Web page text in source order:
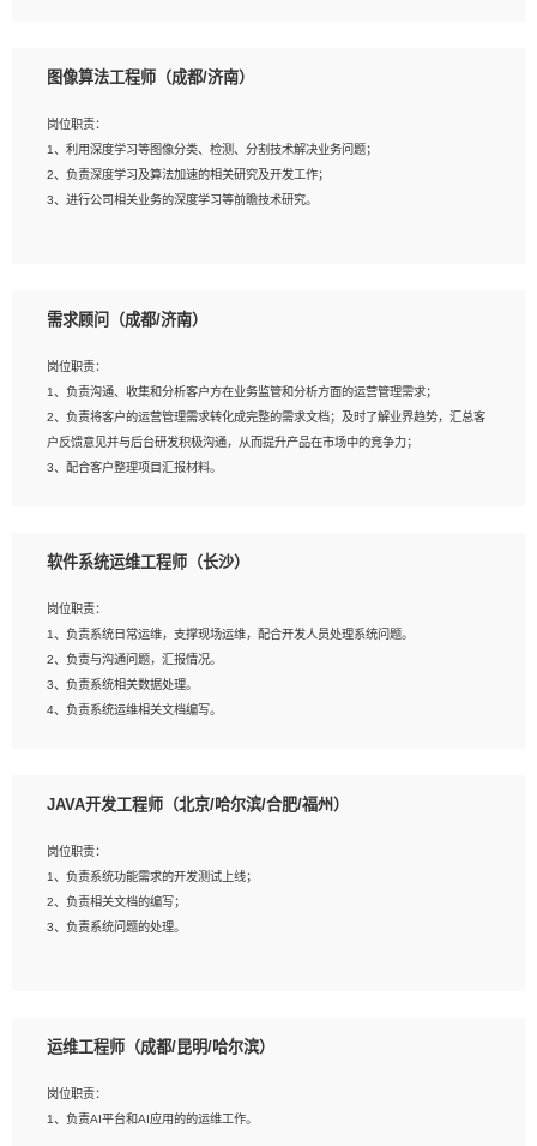
研发管理流程建设经验；
种常用框架和技术Springboot、Shiro、springcloud等；熟悉Linux常用命令和了解
常用脚本语言，较丰富的线上系统运维经验，复杂问题排查思路清晰。
相关的解决方案，包括视频分析、图像识别、NLP、OCR、机器学习等；
AI算法框架，对人脸识别、目标检测、图像识别、OCR、NLP等AI算法有深刻理
解。具有AI平台级产品/解决方案从业经验者优先。具有大数据技术背景者优先；
6、具备良好的客户意识与沟通能力，善于学习思考、创新与团队协作，认真负责、
执行力与抗压力强。
图像算法工程师（成都/济南）
岗位职责：
1、利用深度学习等图像分类、检测、分割技术解决业务问题；
2、负责深度学习及算法加速的相关研究及开发工作；
3、进行公司相关业务的深度学习等前瞻技术研究。
2、2年以上图像处理开发经验，熟悉python和spark开发；
建深度学习系统环境；
4、熟悉OPENCV、HALCON等常用图像处理软件，熟练进行图像处理；
5、熟悉主流的分类算法、聚类算法和关联分析算法原理，能熟练使用神经网络算法
的进行业务建模；
6、对OCR领域有深入的研究，熟悉模型调参，压缩和整型化方法；
需求顾问（成都/济南）
岗位职责：
1、负责沟通、收集和分析客户方在业务监管和分析方面的运营管理需求；
2、负责将客户的运营管理需求转化成完整的需求文档；及时了解业界趋势，汇总客
户反馈意见并与后台研发积极沟通，从而提升产品在市场中的竞争力；
3、配合客户整理项目汇报材料。
1、3年以上运营或解决方案的工作经验。
征，可独立提出完整的优化方案,并推动方案执行达成结果；熟练使用PPT、
WORD、EXCEL等办公软件；
3、深入理解公司各项AI产品和技术信息；具有较强的文档编写能力，能独立撰写
PPT、方案建议书等，面试时需携带个人制作的专业PPT文件进行展示。
软件系统运维工程师（长沙）
岗位职责：
1、负责系统日常运维，支撑现场运维，配合开发人员处理系统问题。
2、负责与沟通问题，汇报情况。
3、负责系统相关数据处理。
4、负责系统运维相关文档编写。
岗位要求：
2、精通linux命令。
3、熟悉oracle、mysql 数据库。
4、善于沟通，具有良好的团队合作精神和协作能力。
5、必须有实际的生产环境系统维护经验。
JAVA开发工程师（北京/哈尔滨/合肥/福州）
岗位职责：
1、负责系统功能需求的开发测试上线；
2、负责相关文档的编写；
3、负责系统问题的处理。
2、熟悉linux命令；
4、熟练使用oracle、mysql进行开发；
5、熟悉流程开发如使用activiti；
运维工程师（成都/昆明/哈尔滨）
岗位职责：
1、负责AI平台和AI应用的的运维工作。